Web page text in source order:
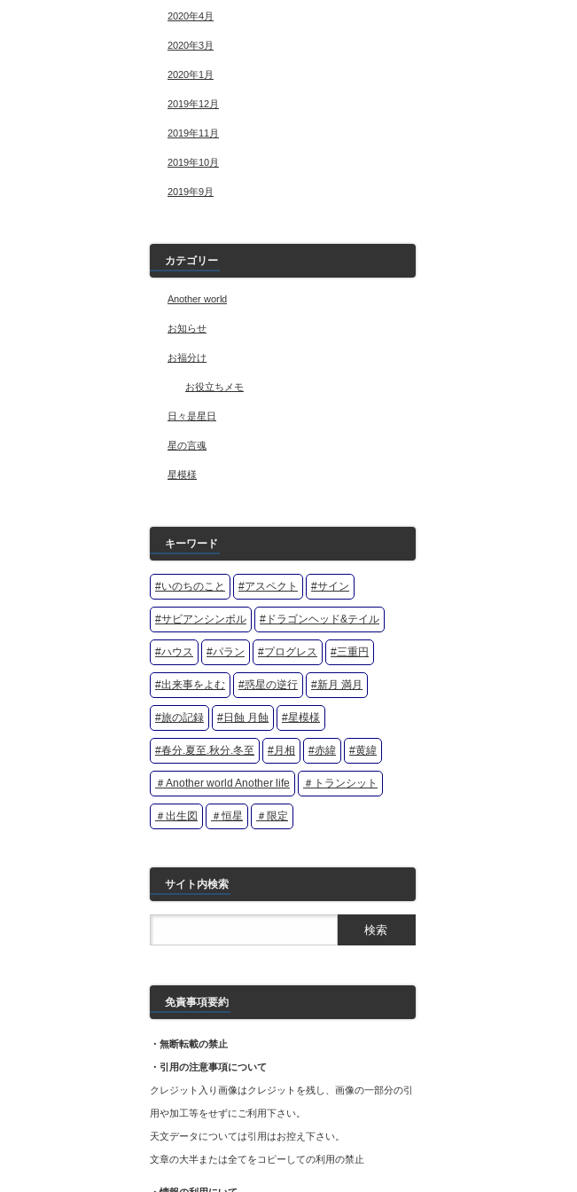
2020年4月
2020年3月
2020年1月
2019年12月
2019年11月
2019年10月
2019年9月
カテゴリー
Another world
お知らせ
お福分け
お役立ちメモ
日々是星日
星の言魂
星模様
キーワード
#いのちのこと #アスペクト #サイン
#サビアンシンボル #ドラゴンヘッド&テイル
#ハウス #パラン #プログレス #三重円
#出来事をよむ #惑星の逆行 #新月 満月
#旅の記録 #日蝕 月蝕 #星模様
#春分.夏至.秋分.冬至 #月相 #赤緯 #黄緯
＃Another world Another life ＃トランシット
＃出生図 ＃恒星 ＃限定
サイト内検索
免責事項要約
・無断転載の禁止
・引用の注意事項について
クレジット入り画像はクレジットを残し、画像の一部分の引
用や加工等をせずにご利用下さい。
天文データについては引用はお控え下さい。
文章の大半または全てをコピーしての利用の禁止